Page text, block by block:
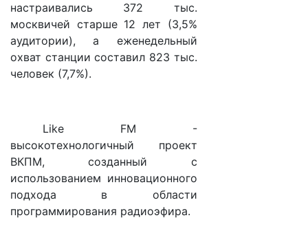
настраивались 372 тыс.
москвичей старше 12 лет (3,5%
аудитории), а еженедельный
охват станции составил 823 тыс.
человек (7,7%).
Like FM -
высокотехнологичный проект
ВКПМ, созданный с
использованием инновационного
подхода в области
программирования радиоэфира.